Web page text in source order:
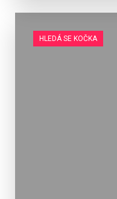
HLEDÁ SE KOČKA